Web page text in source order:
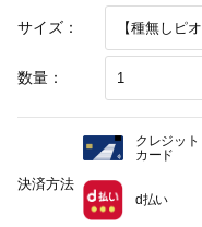
サイズ：
数量：
決済方法
クレジット
カード
d払い